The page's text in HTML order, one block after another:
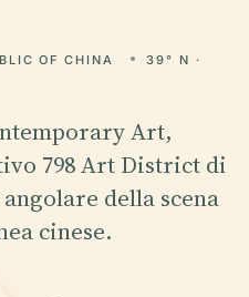
OF CHINA
39° N ·
Art,
798 Art District di
della scena
cinese.